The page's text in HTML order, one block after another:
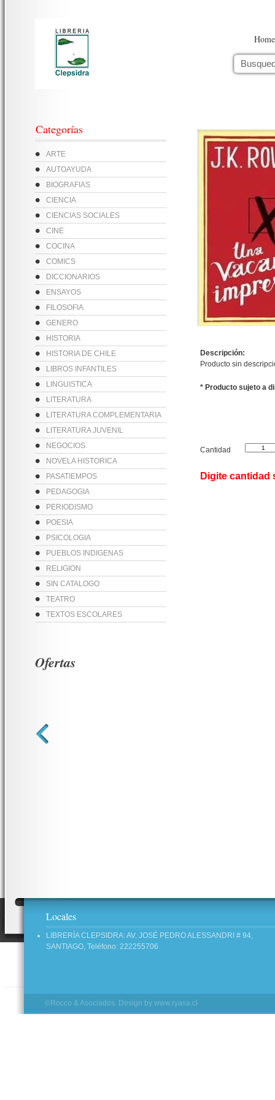
Home
Categorías
ARTE
AUTOAYUDA
BIOGRAFIAS
CIENCIA
CIENCIAS SOCIALES
CINE
COCINA
COMICS
DICCIONARIOS
ENSAYOS
FILOSOFIA
GENERO
HISTORIA
HISTORIA DE CHILE
LIBROS INFANTILES
LINGUISTICA
LITERATURA
LITERATURA COMPLEMENTARIA
LITERATURA JUVENIL
NEGOCIOS
NOVELA HISTORICA
PASATIEMPOS
PEDAGOGIA
PERIODISMO
POESIA
PSICOLOGIA
PUEBLOS INDIGENAS
RELIGION
SIN CATALOGO
TEATRO
TEXTOS ESCOLARES
Descripción:
Producto sin
* Producto sujeto a
Cantidad
Digite
Ofertas
Locales
LIBRERÍA CLEPSIDRA: AV. JOSÉ PEDRO ALESSANDRI # 94,
SANTIAGO, Teléfono: 222255706
©Rocco & Asociados. Design by www.ryasa.cl